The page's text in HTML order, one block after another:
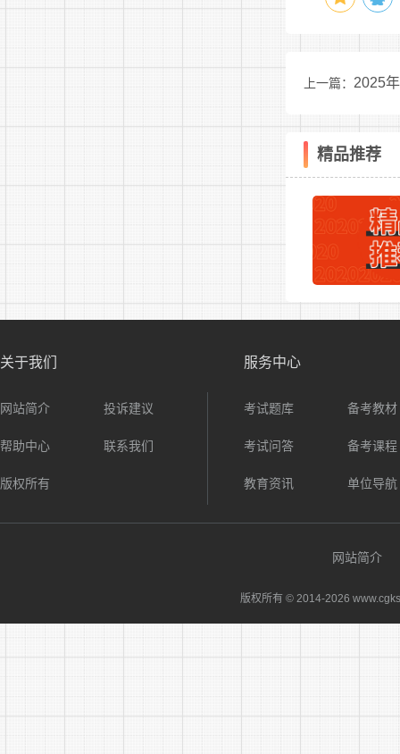
3、经
上一篇： 2025
有限公司招聘
精品推荐
关于我们
网站简介 投诉建议
帮助中心 联系我们
版权所有
服务中心
考试题库 备考教材
考试问答 备考课程
教育资讯 单位导航
网站简介
版权所有 © 2014-2026